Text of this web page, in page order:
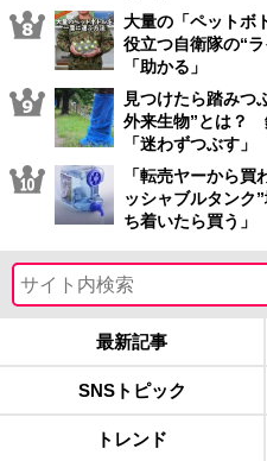
大量の「ペットボ
役立つ自衛隊の“
「助かる」
見つけたら踏みつ
外来生物”とは？
「迷わずつぶす」
「転売ヤーから
ッシャブルタン
ち着いたら買う」
最新記事
SNSトピック
トレンド